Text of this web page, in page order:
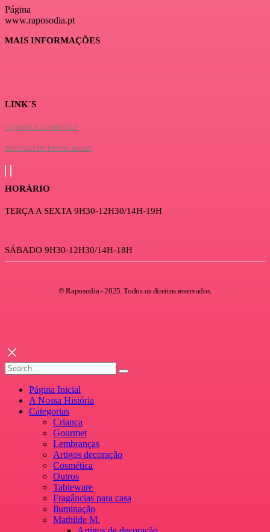
Página
www.raposodia.pt
MAIS INFORMAÇÕES
LINK´S
TERMOS E CONDIÇÕES
POLÍTICA DE PRIVACIDADE
HORÁRIO
TERÇA A SEXTA 9H30-12H30/14H-19H
SÁBADO 9H30-12H30/14H-18H
© Raposodia - 2025. Todos os direitos reservados.
Página Inicial
A Nossa História
Categorias
Criança
Gourmet
Lembranças
Artigos decoração
Cosmética
Outros
Tableware
Fragâncias para casa
Iluminação
Mathilde M.